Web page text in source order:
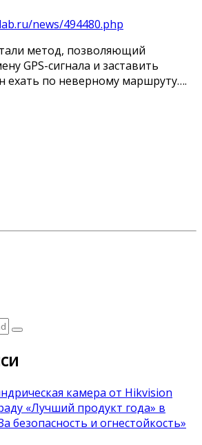
news/494480.php
метод, позволяющий
GPS-сигнала и заставить
ехать по неверному маршруту….
камера от Hikvision
«Лучший продукт года» в
безопасность и огнестойкость»